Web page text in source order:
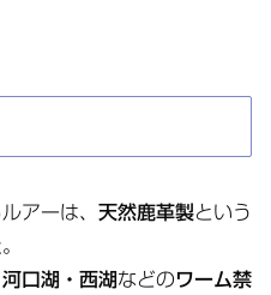
アーは、 天然鹿革製という
口湖・西湖などのワーム禁